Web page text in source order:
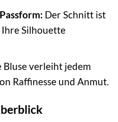
Der Schnitt ist
Ihre Silhouette
Bluse verleiht jedem
Raffinesse und Anmut.